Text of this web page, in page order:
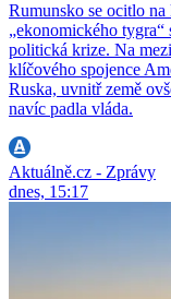
Rumunsko se ocitlo
„ekonomického tygra“
politická krize. Na
klíčového spojence
Ruska, uvnitř země
navíc padla vláda.
Aktuálně.cz - Zprávy
dnes, 15:17